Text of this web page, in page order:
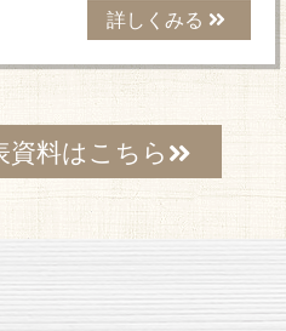
詳しくみる
資料はこちら